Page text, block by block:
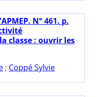
N° 461. p.
classe : ouvrir les
; Coppé Sylvie